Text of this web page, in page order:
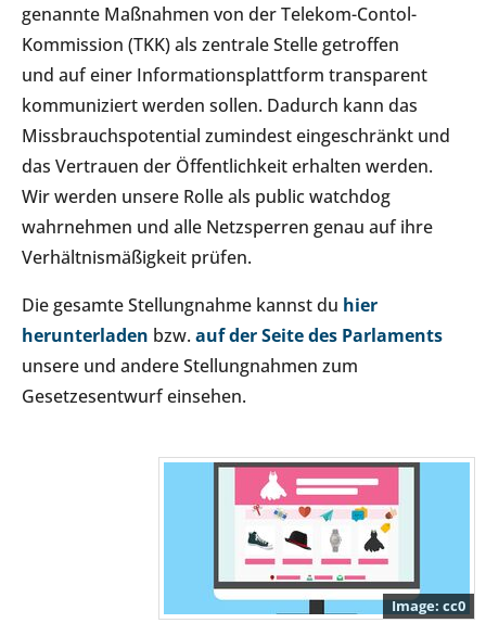
genannte Maßnahmen von der Telekom-Contol-
Kommission (TKK) als zentrale Stelle getroffen
und auf einer Informationsplattform transparent
kommuniziert werden sollen. Dadurch kann das
Missbrauchspotential zumindest eingeschränkt und
das Vertrauen der Öffentlichkeit erhalten werden.
Wir werden unsere Rolle als public watchdog
wahrnehmen und alle Netzsperren genau auf ihre
Verhältnismäßigkeit prüfen.
Die gesamte Stellungnahme kannst du hier
herunterladen bzw. auf der Seite des Parlaments
unsere und andere Stellungnahmen zum
Gesetzesentwurf einsehen.
cc0